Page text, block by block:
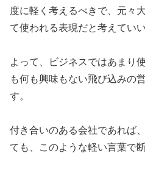
度に軽く考えるべきで、元々
て使われる表現だと考えてい
よって、ビジネスではあまり
も何も興味もない飛び込みの
す。
付き合いのある会社であれば
ても、このような軽い言葉で